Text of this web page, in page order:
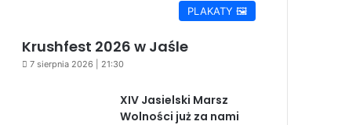
PLAKATY 🖼️
Krushfest 2026 w Jaśle
7 sierpnia 2026 | 21:30
XIV Jasielski Marsz
Wolności już za nami